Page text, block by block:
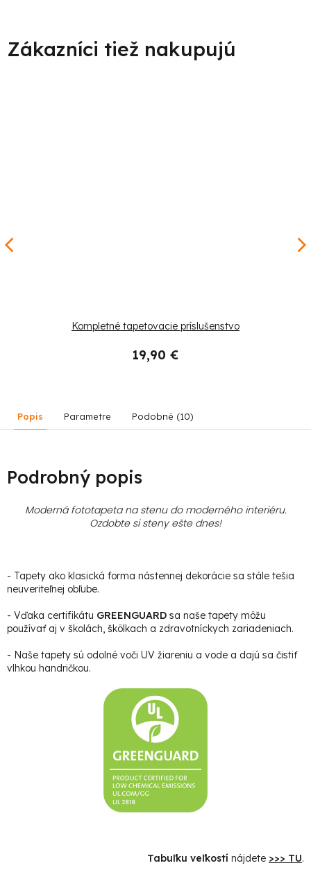
Kompletné tapetovacie príslušenstvo
19,90 €
Popis Parametre Podobné (10)
Podrobný popis
Moderná fototapeta na stenu do moderného interiéru.
Ozdobte si steny ešte dnes!
- Tapety ako klasická forma nástennej dekorácie sa stále tešia
neuveriteľnej obľube.
- Vďaka certifikátu GREENGUARD sa naše tapety môžu
používať aj v školách, škôlkach a zdravotníckych zariadeniach.
- Naše tapety sú odolné voči UV žiareniu a vode a dajú sa čistiť
vlhkou handričkou.
Tabuľku veľkostí nájdete >>> TU.